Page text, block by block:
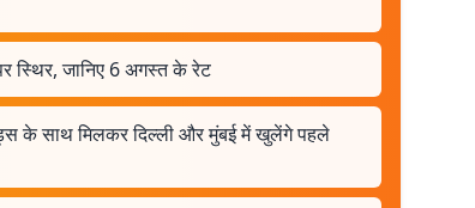
स्थिर, जानिए 6 अगस्त के रेट
के साथ मिलकर दिल्ली और मुंबई में खुलेंगे पहले